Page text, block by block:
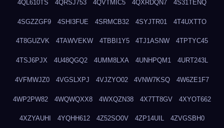
4QL610TS 4QRSJ753 4QVTMIC5 4QXRDQN7 4S31TENQ
4SGZZGF9 4SHI3FUE 4SRMCB32 4SYJTR01 4T4UXTTO
4T8GUZVK 4TAWVEKW 4TBBI1Y5 4TJ1ASNW 4TPTYC45
4TSJ6PJX 4U48QGQ2 4UMM8LXA 4UNHPQM1 4URT243L
4VFMWJZ0 4VGSLXPJ 4VJZYO02 4VNW7KSQ 4W6ZE1F7
4WP2PW82 4WQWQXX8 4WXQZN38 4X7TT8GV 4XYOT662
4XZYAUHI 4YQHH612 4Z52SO0V 4ZP14UIL 4ZVGSBH0